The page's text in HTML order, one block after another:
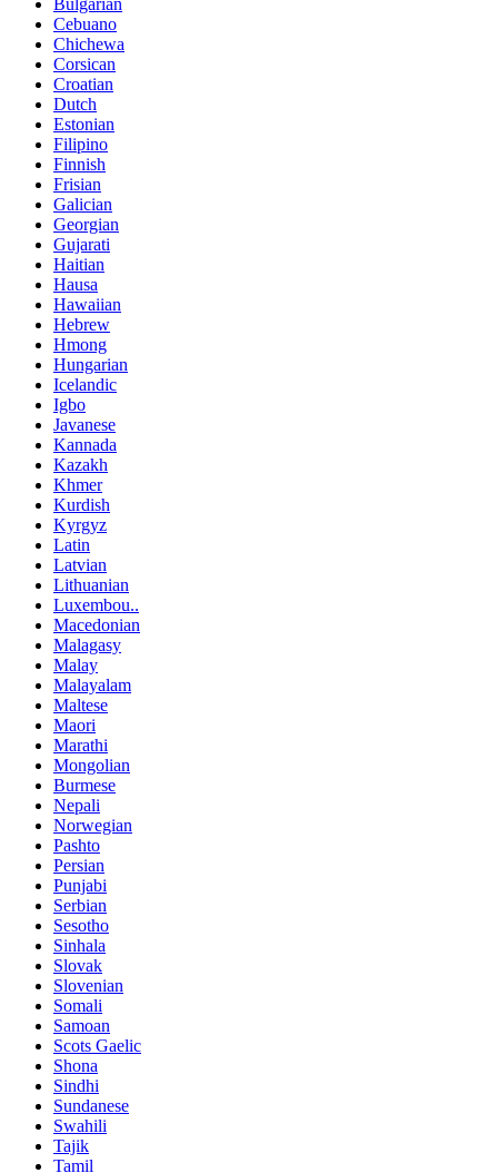
Bulgarian
Cebuano
Chichewa
Corsican
Croatian
Dutch
Estonian
Filipino
Finnish
Frisian
Galician
Georgian
Gujarati
Haitian
Hausa
Hawaiian
Hebrew
Hmong
Hungarian
Icelandic
Igbo
Javanese
Kannada
Kazakh
Khmer
Kurdish
Kyrgyz
Latin
Latvian
Lithuanian
Luxembou..
Macedonian
Malagasy
Malay
Malayalam
Maltese
Maori
Marathi
Mongolian
Burmese
Nepali
Norwegian
Pashto
Persian
Punjabi
Serbian
Sesotho
Sinhala
Slovak
Slovenian
Somali
Samoan
Scots Gaelic
Shona
Sindhi
Sundanese
Swahili
Tajik
Tamil